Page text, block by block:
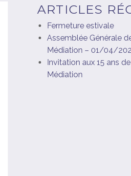
ARTICLES
Fermeture estivale
Assemblée Générale
Médiation – 01/04/
Invitation aux 15 ans
Médiation